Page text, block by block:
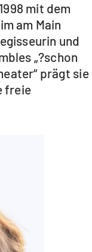
mit dem
am Main
und
„?schon
prägt sie
freie